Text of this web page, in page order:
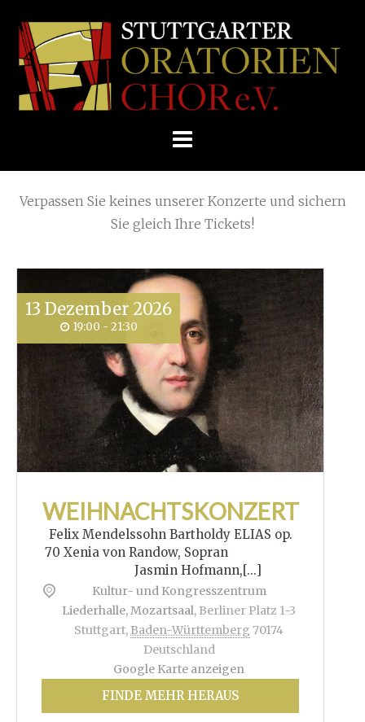
Skip
E.V.
Home Posts taggedYouTube-Video
Verpassen Sie keines unserer Konzerte und sichern
Sie gleich Ihre Tickets!
13 Dezember 2026
19:00 - 21:30
WEIHNACHTSKONZERT
Felix Mendelssohn Bartholdy ELIAS op.
70 Xenia von Randow, Sopran
Jasmin Hofmann,[...]
Kultur- und Kongresszentrum
Liederhalle, Mozartsaal, Berliner Platz 1-3
Stuttgart, Baden-Württemberg 70174
Deutschland
Google Karte anzeigen
FINDE MEHR HERAUS